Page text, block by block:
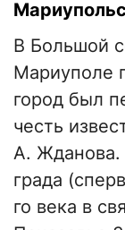
В Большой
Мариуполе
город был
честь
А. Жданова.
града
го века в